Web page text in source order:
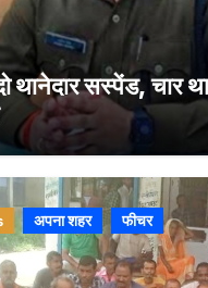
थानेदार सस्पेंड, चार
अपना शहर फीचर